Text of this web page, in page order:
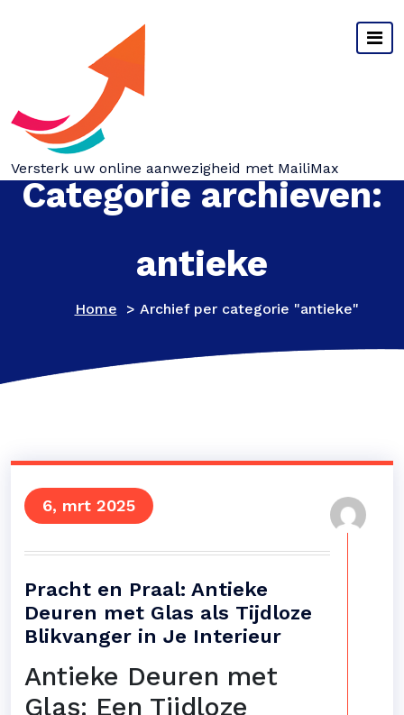
Versterk uw online aanwezigheid met MailiMax
Categorie archieven:
antieke
Home > Archief per categorie "antieke"
6, mrt 2025
Pracht en Praal: Antieke
Deuren met Glas als Tijdloze
Blikvanger in Je Interieur
Antieke Deuren met
Glas: Een Tijdloze